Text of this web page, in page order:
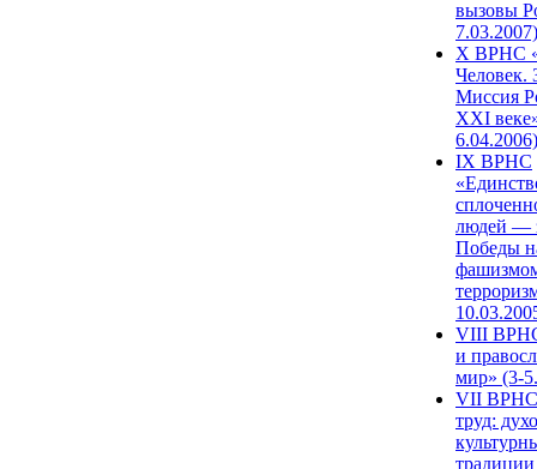
вызовы
7.03.2007)
X ВРНС
Человек.
Миссия
XXI
6.04.2006)
IX ВРНС
людей —
Победы
VIII
и
мир» (3-
VII ВРНС
труд: